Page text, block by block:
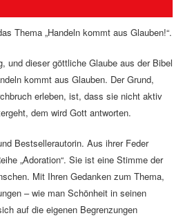
Thema „Handeln kommt aus Glauben!“.
und dieser göttliche Glaube aus der Bibel
kommt aus Glauben. Der Grund,
erleben, ist, dass sie nicht aktiv
dem wird Gott antworten.
Bestsellerautorin. Aus ihrer Feder
„Adoration“. Sie ist eine Stimme der
Mit Ihren Gedanken zum Thema,
– wie man Schönheit in seinen
auf die eigenen Begrenzungen